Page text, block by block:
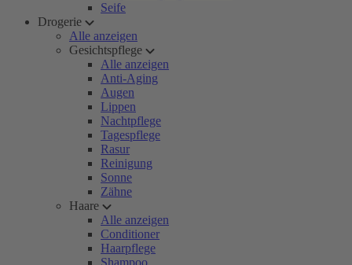
Seife
Drogerie
Alle anzeigen
Gesichtspflege
Alle anzeigen
Anti-Aging
Augen
Lippen
Nachtpflege
Tagespflege
Rasur
Reinigung
Sonne
Zähne
Haare
Alle anzeigen
Conditioner
Haarpflege
Shampoo